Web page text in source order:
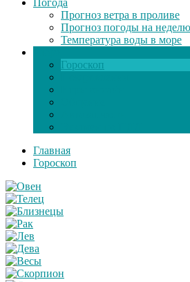
Погода
Прогноз ветра в проливе
Прогноз погоды на неделю
Температура воды в море
Гороскоп
Главная
Гороскоп